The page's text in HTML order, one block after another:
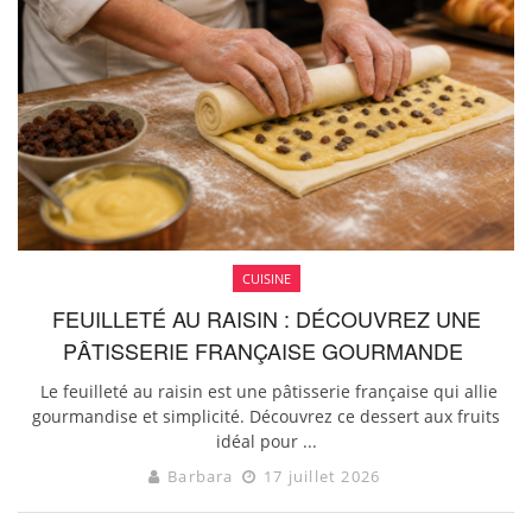
CUISINE
FEUILLETÉ AU RAISIN : DÉCOUVREZ UNE
PÂTISSERIE FRANÇAISE GOURMANDE
Le feuilleté au raisin est une pâtisserie française qui allie
gourmandise et simplicité. Découvrez ce dessert aux fruits
idéal pour ...
Barbara 17 juillet 2026